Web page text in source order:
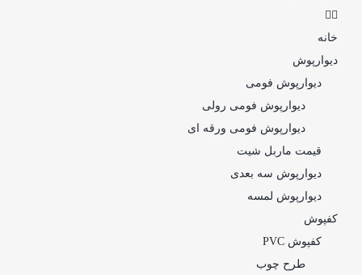
خانه
دیوارپوش
دیوارپوش فومی
دیوارپوش فومی رولی
دیوارپوش فومی ورقه ای
قیمت ماربل شیت
دیوارپوش سه بعدی
دیوارپوش لمسه
کفپوش
کفپوش PVC
طرح چوب